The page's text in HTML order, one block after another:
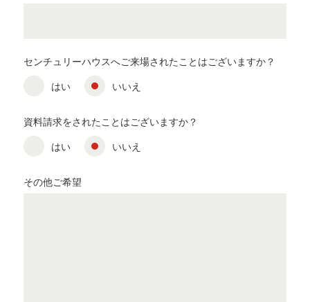
センチュリーハウスへご来場されたことはございますか？
はい
いいえ
資料請求をされたことはございますか？
はい
いいえ
その他ご希望